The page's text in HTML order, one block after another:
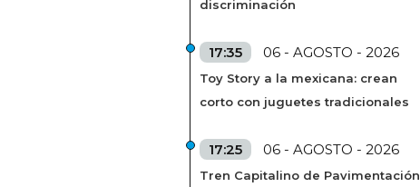
discriminación
17:35 06 - AGOSTO - 2026
Toy Story a la mexicana: crean
corto con juguetes tradicionales
17:25 06 - AGOSTO - 2026
Tren Capitalino de Pavimentación